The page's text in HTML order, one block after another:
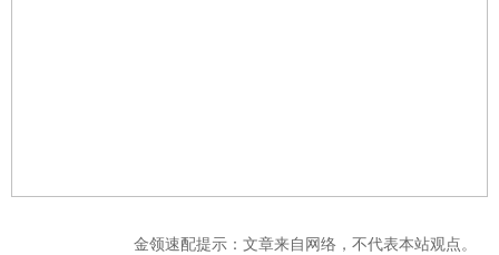
金领速配提示：文章来自网络，不代表本站观点。